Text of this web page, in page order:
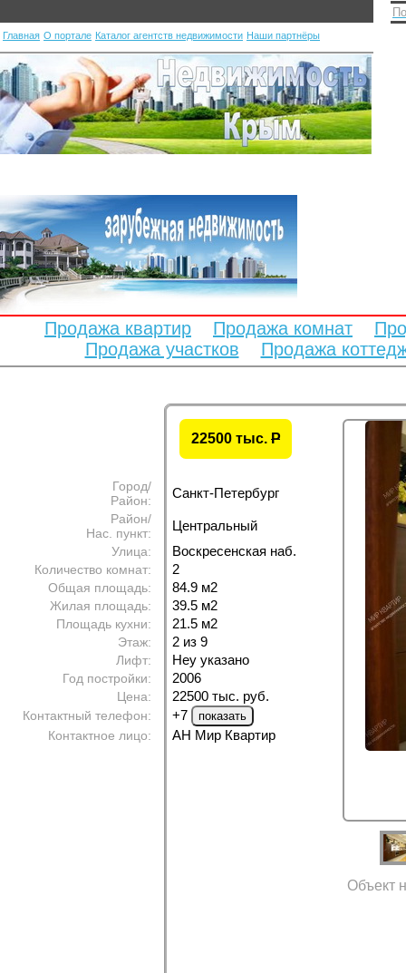
Главная О портале Каталог агентств недвижимости Наши партнёры
Продажа квартир Продажа комнат
Продажа участков
Продажа
22500 тыс. P
Город/
Район:
Санкт-Петербург
Район/
Нас. пункт:
Центральный
Улица: Воскресенская наб.
Количество комнат: 2
Общая площадь: 84.9 м2
Жилая площадь: 39.5 м2
Площадь кухни: 21.5 м2
Этаж: 2 из 9
Лифт: Неу указано
Год постройки: 2006
Цена: 22500 тыс. руб.
Контактный телефон: +7
Контактное лицо: АН Мир Квартир
Объект